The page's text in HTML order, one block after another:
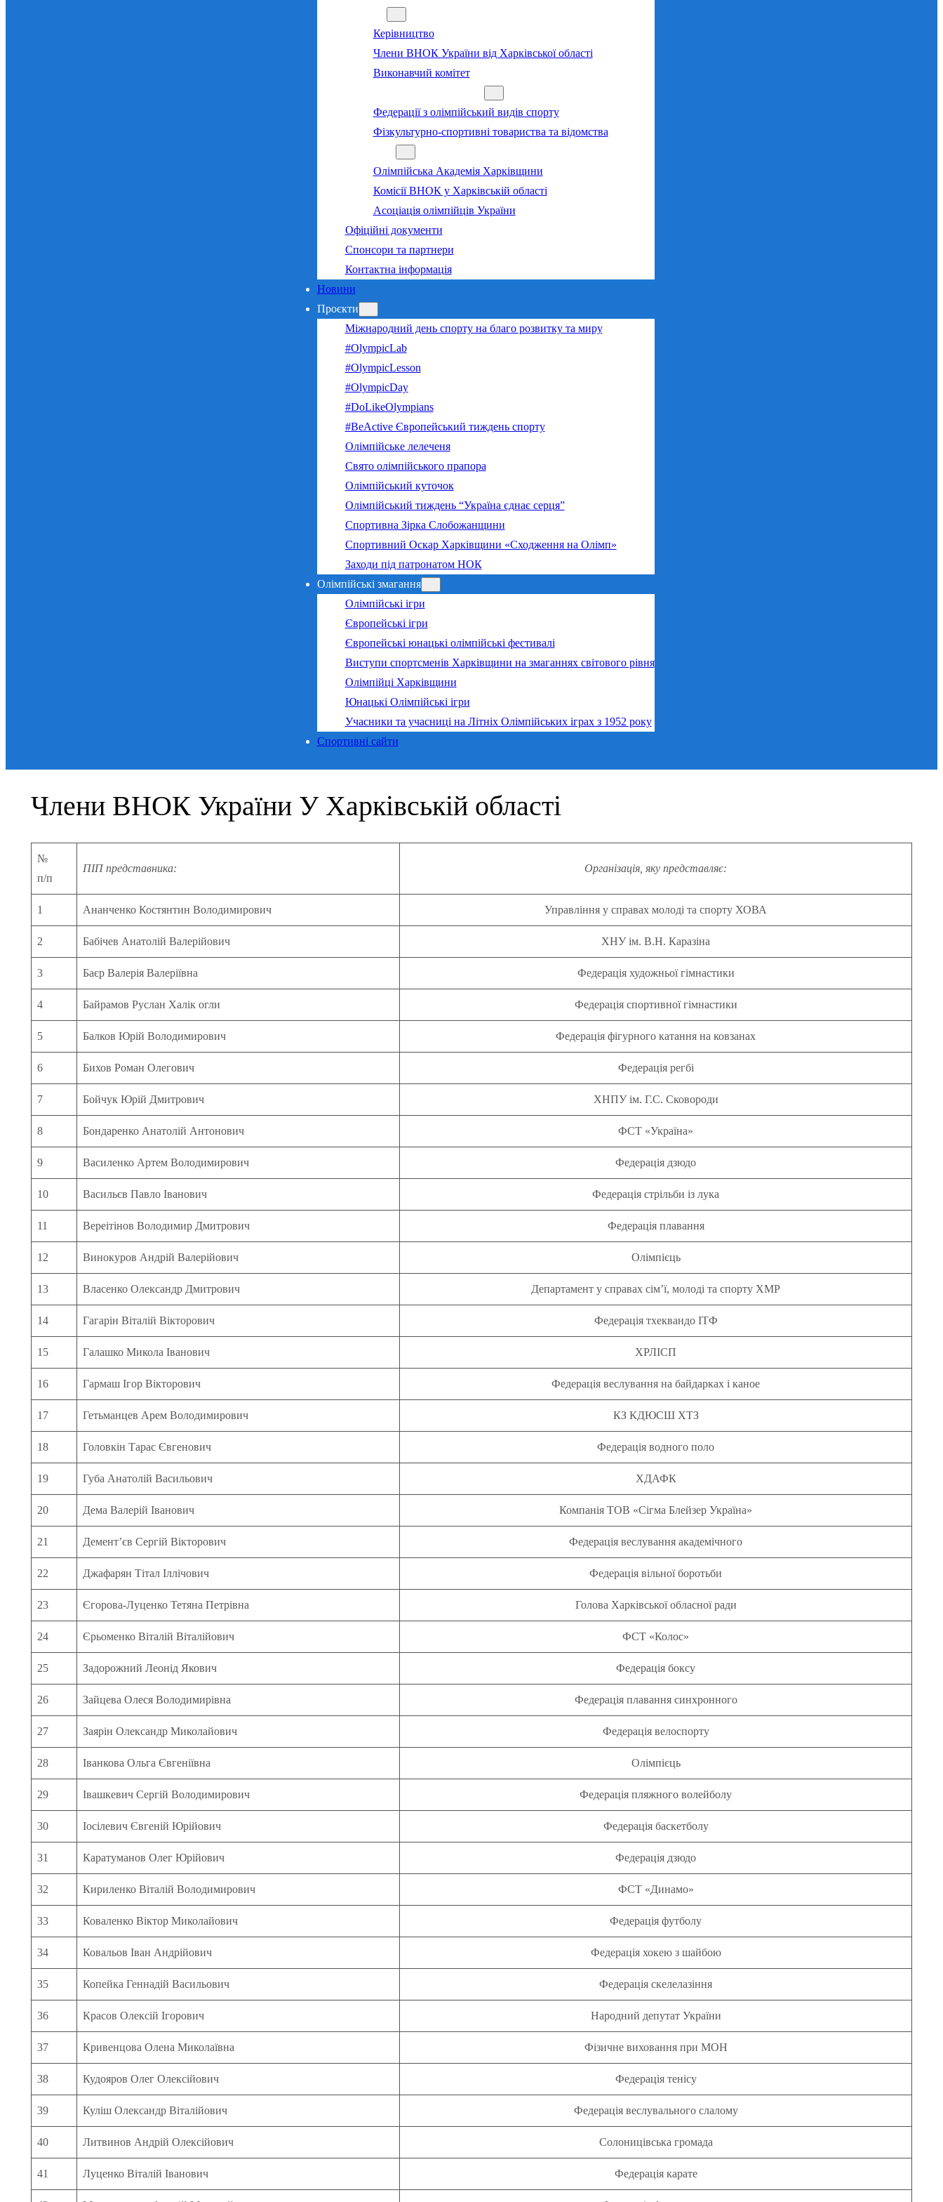
Керівництво
Члени ВНОК України від Харківської області
Виконавчий комітет
Федерації з олімпійський видів спорту
Фізкультурно-спортивні товариства та відомства
Олімпійська Академія Харківщини
Комісії ВНОК у Харківській області
Асоціація олімпійців України
Офіційні документи
Спонсори та партнери
Контактна інформація
Новини
Проєкти
Міжнародний день спорту на благо розвитку та миру
#OlympicLab
#OlympicLesson
#OlympicDay
#DoLikeOlympians
#BeActive Європейський тиждень спорту
Олімпійське лелеченя
Свято олімпійського прапора
Олімпійський куточок
Олімпійський тиждень “Україна єднає серця”
Спортивна Зірка Слобожанщини
Спортивний Оскар Харківщини «Сходження на Олімп»
Заходи під патронатом НОК
Олімпійські змагання
Олімпійські ігри
Європейські ігри
Європейські юнацькі олімпійські фестивалі
Виступи спортсменів Харківщини на змаганнях світового рівня
Олімпійці Харківщини
Юнацькі Олімпійські ігри
Учасники та учасниці на Літніх Олімпійських іграх з 1952 року
Спортивні сайти
Члени ВНОК України У Харківській області
№
п/п
ПІП представника: Організація, яку представляє:
1 Ананченко Костянтин Володимирович Управління у справах молоді та спорту ХОВА
2 Бабічев Анатолій Валерійович ХНУ ім. В.Н. Каразіна
3 Баєр Валерія Валеріївна Федерація художньої гімнастики
4 Байрамов Руслан Халік огли Федерація спортивної гімнастики
5 Балков Юрій Володимирович Федерація фігурного катання на ковзанах
6 Бихов Роман Олегович Федерація регбі
7 Бойчук Юрій Дмитрович ХНПУ ім. Г.С. Сковороди
8 Бондаренко Анатолій Антонович ФСТ «Україна»
9 Василенко Артем Володимирович Федерація дзюдо
10 Васильєв Павло Іванович Федерація стрільби із лука
11 Вереітінов Володимир Дмитрович Федерація плавання
12 Винокуров Андрій Валерійович Олімпієць
13 Власенко Олександр Дмитрович Департамент у справах сім’ї, молоді та спорту ХМР
14 Гагарін Віталій Вікторович Федерація тхеквандо ІТФ
15 Галашко Микола Іванович ХРЛІСП
16 Гармаш Ігор Вікторович Федерація веслування на байдарках і каное
17 Гетьманцев Арем Володимирович КЗ КДЮСШ ХТЗ
18 Головкін Тарас Євгенович Федерація водного поло
19 Губа Анатолій Васильович ХДАФК
20 Дема Валерій Іванович Компанія ТОВ «Сігма Блейзер Україна»
21 Демент’єв Сергій Вікторович Федерація веслування академічного
22 Джафарян Тітал Іллічович Федерація вільної боротьби
23 Єгорова-Луценко Тетяна Петрівна Голова Харківської обласної ради
24 Єрьоменко Віталій Віталійович ФСТ «Колос»
25 Задорожний Леонід Якович Федерація боксу
26 Зайцева Олеся Володимирівна Федерація плавання синхронного
27 Заярін Олександр Миколайович Федерація велоспорту
28 Іванкова Ольга Євгеніївна Олімпієць
29 Івашкевич Сергій Володимирович Федерація пляжного волейболу
30 Іосілевич Євгеній Юрійович Федерація баскетболу
31 Каратуманов Олег Юрійович Федерація дзюдо
32 Кириленко Віталій Володимирович ФСТ «Динамо»
33 Коваленко Віктор Миколайович Федерація футболу
34 Ковальов Іван Андрійович Федерація хокею з шайбою
35 Копейка Геннадій Васильович Федерація скелелазіння
36 Красов Олексій Ігорович Народний депутат України
37 Кривенцова Олена Миколаївна Фізичне виховання при МОН
38 Кудояров Олег Олексійович Федерація тенісу
39 Куліш Олександр Віталійович Федерація веслувального слалому
40 Литвинов Андрій Олексійович Солоницівська громада
41 Луценко Віталій Іванович Федерація карате